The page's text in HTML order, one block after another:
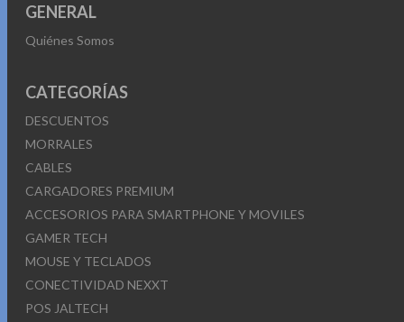
GENERAL
Quiénes Somos
CATEGORÍAS
DESCUENTOS
MORRALES
CABLES
CARGADORES PREMIUM
ACCESORIOS PARA SMARTPHONE Y MOVILES
GAMER TECH
MOUSE Y TECLADOS
CONECTIVIDAD NEXXT
POS JALTECH